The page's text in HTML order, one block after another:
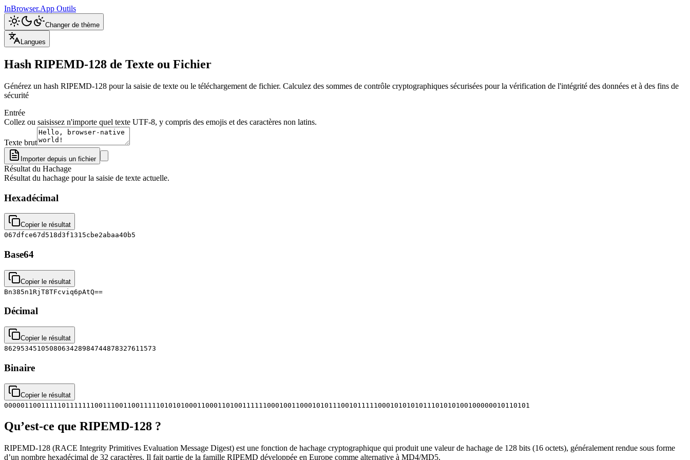
InBrowser.App Outils
Changer de thème
Langues
Hash RIPEMD-128 de Texte ou Fichier
Générez un hash RIPEMD-128 pour la saisie de texte ou le téléchargement de fichier. Calculez des sommes de contrôle cryptographiques sécurisées pour la vérification de l'intégrité des données et à des fins de
sécurité
Entrée
Collez ou saisissez n'importe quel texte UTF-8, y compris des emojis et des caractères non latins.
Texte brut
Importer depuis un fichier
Résultat du Hachage
Résultat du hachage pour la saisie de texte actuelle.
Hexadécimal
Copier le résultat
067dfce67d518d3f1315cbe2abaa40b5
Base64
Copier le résultat
Bn385n1RjT8TFcviq6pAtQ==
Décimal
Copier le résultat
8629534510508063428984744878327611573
Binaire
Copier le résultat
00000110011111011111110011100110011111010101000110001101001111110001001100010101110010111110001010101011101010100100000010110101
Qu’est-ce que RIPEMD-128 ?
RIPEMD-128 (RACE Integrity Primitives Evaluation Message Digest) est une fonction de hachage cryptographique qui produit une valeur de hachage de 128 bits (16 octets), généralement rendue sous forme
d’un nombre hexadécimal de 32 caractères. Il fait partie de la famille RIPEMD développée en Europe comme alternative à MD4/MD5.